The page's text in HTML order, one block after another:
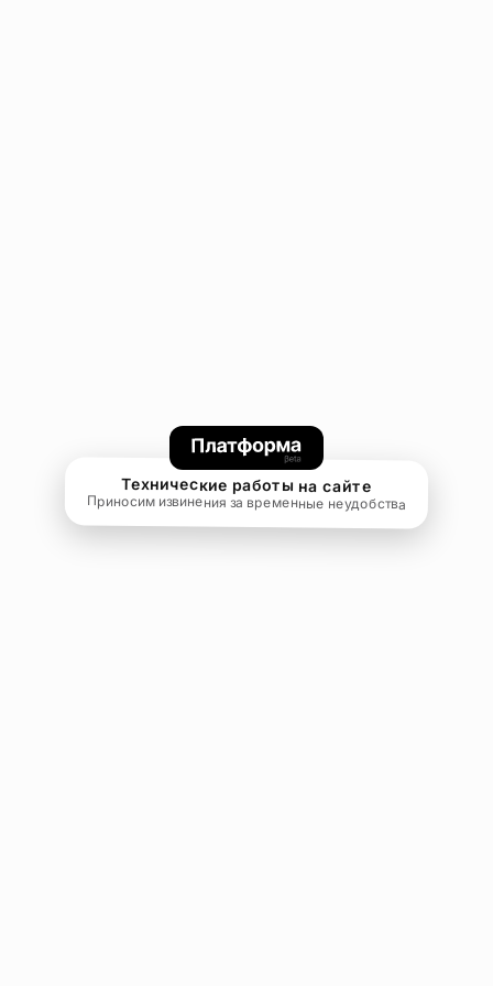
Технические работы на сайте
Приносим извинения за временные неудобства